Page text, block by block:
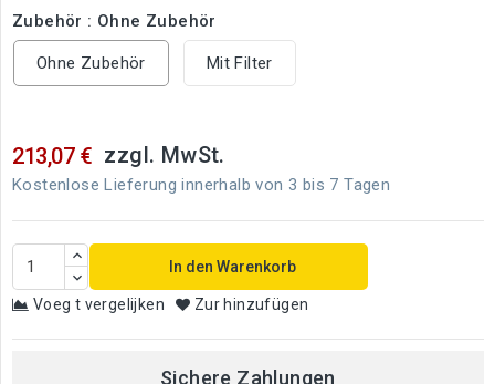
Zubehör : Ohne Zubehör
Ohne Zubehör Mit Filter
213,07 € zzgl. MwSt.
Kostenlose Lieferung innerhalb von 3 bis 7 Tagen
In den Warenkorb
Voeg t vergelijken Zur hinzufügen
Sichere Zahlungen